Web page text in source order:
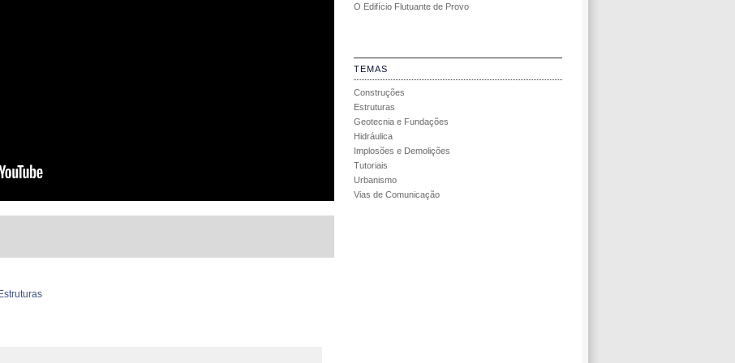
O Edifício Flutuante de Provo
TEMAS
Construções
Estruturas
Geotecnia e Fundações
Hidráulica
Implosões e Demolições
Tutoriais
Urbanismo
Vias de Comunicação